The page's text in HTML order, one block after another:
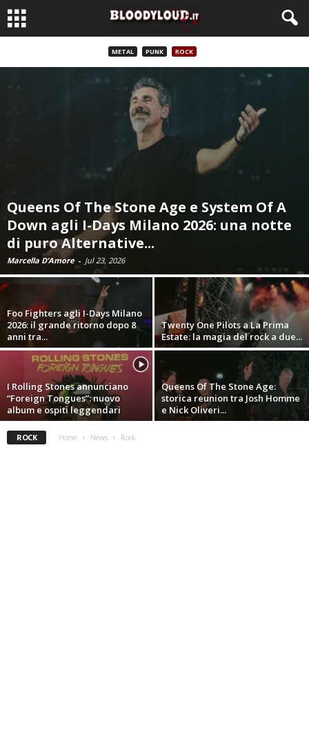
METAL PUNK ROCK
Queens Of The Stone Age e System Of A
Down agli I-Days Milano 2026: una notte
di puro Alternative...
Marcella D’Amore - Jul 23, 2026
Foo Fighters agli I-Days Milano
2026: il grande ritorno dopo 8
anni tra...
Twenty One Pilots a La Prima
Estate: la magia del rock a due...
I Rolling Stones annunciano
“Foreign Tongues”: nuovo
album e ospiti leggendari
Queens Of The Stone Age:
storica reunion tra Josh Homme
e Nick Oliveri...
ROCK Home News Rock